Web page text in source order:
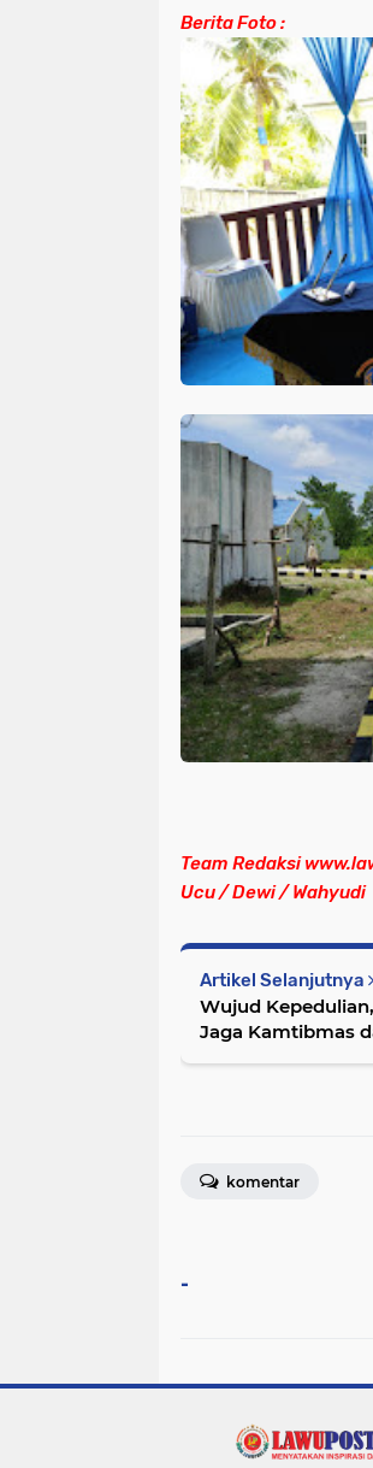
Berita Foto :
Team Redaksi
Ucu / Dewi / Wahyudi
Artikel Selanjutnya
Wujud
Jaga Kamtibmas
komentar
-